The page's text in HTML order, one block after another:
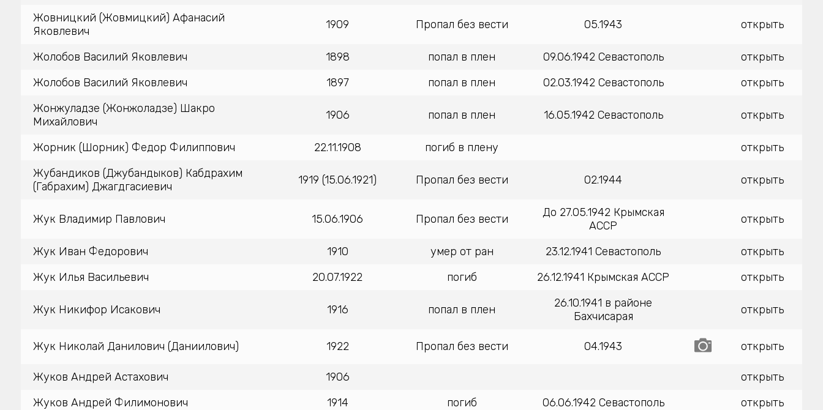
Жовницкий (Жовмицкий) Афанасий
Яковлевич
1909 Пропал без вести 05.1943 открыть
Жолобов Василий Яковлевич 1898 попал в плен 09.06.1942 Севастополь
открыть
Жолобов Василий Яковлевич
1897 попал в плен 02.03.1942 Севастополь
открыть
Жонжуладзе (Жонжоладзе) Шакро
Михайлович
1906 попал в плен 16.05.1942 Севастополь открыть
Жорник (Шорник) Федор Филиппович 22.11.1908 погиб в плену
открыть
Жубандиков (Джубандыков) Кабдрахим
(Габрахим) Джагдгасиевич
1919 (15.06.1921) Пропал без вести 02.1944 открыть
Жук Владимир Павлович 15.06.1906 Пропал без вести
До 27.05.1942 Крымская
АССР
открыть
Жук Иван Федорович 1910 умер от ран 23.12.1941 Севастополь
открыть
Жук Илья Васильевич
20.07.1922 погиб 26.12.1941 Крымская АССР открыть
Жук Никифор Исакович 1916 попал в плен
26.10.1941 в районе
Бахчисарая
открыть
Жук Николай Данилович (Даниилович) 1922 Пропал без вести 04.1943 открыть
Жуков Андрей Астахович 1906
открыть
Жуков Андрей Филимонович
1914 погиб 06.06.1942 Севастополь
открыть